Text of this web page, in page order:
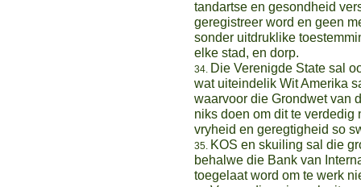
tandartse en gesondheid
geregistreer word en geen
sonder uitdruklike
elke stad, en dorp.
Die Verenigde State sal
wat uiteindelik Wit Amerika
waarvoor die Grondwet van
niks doen om dit te
vryheid en geregtigheid so
KOS en skuiling sal die
behalwe die Bank van
toegelaat word om te werk